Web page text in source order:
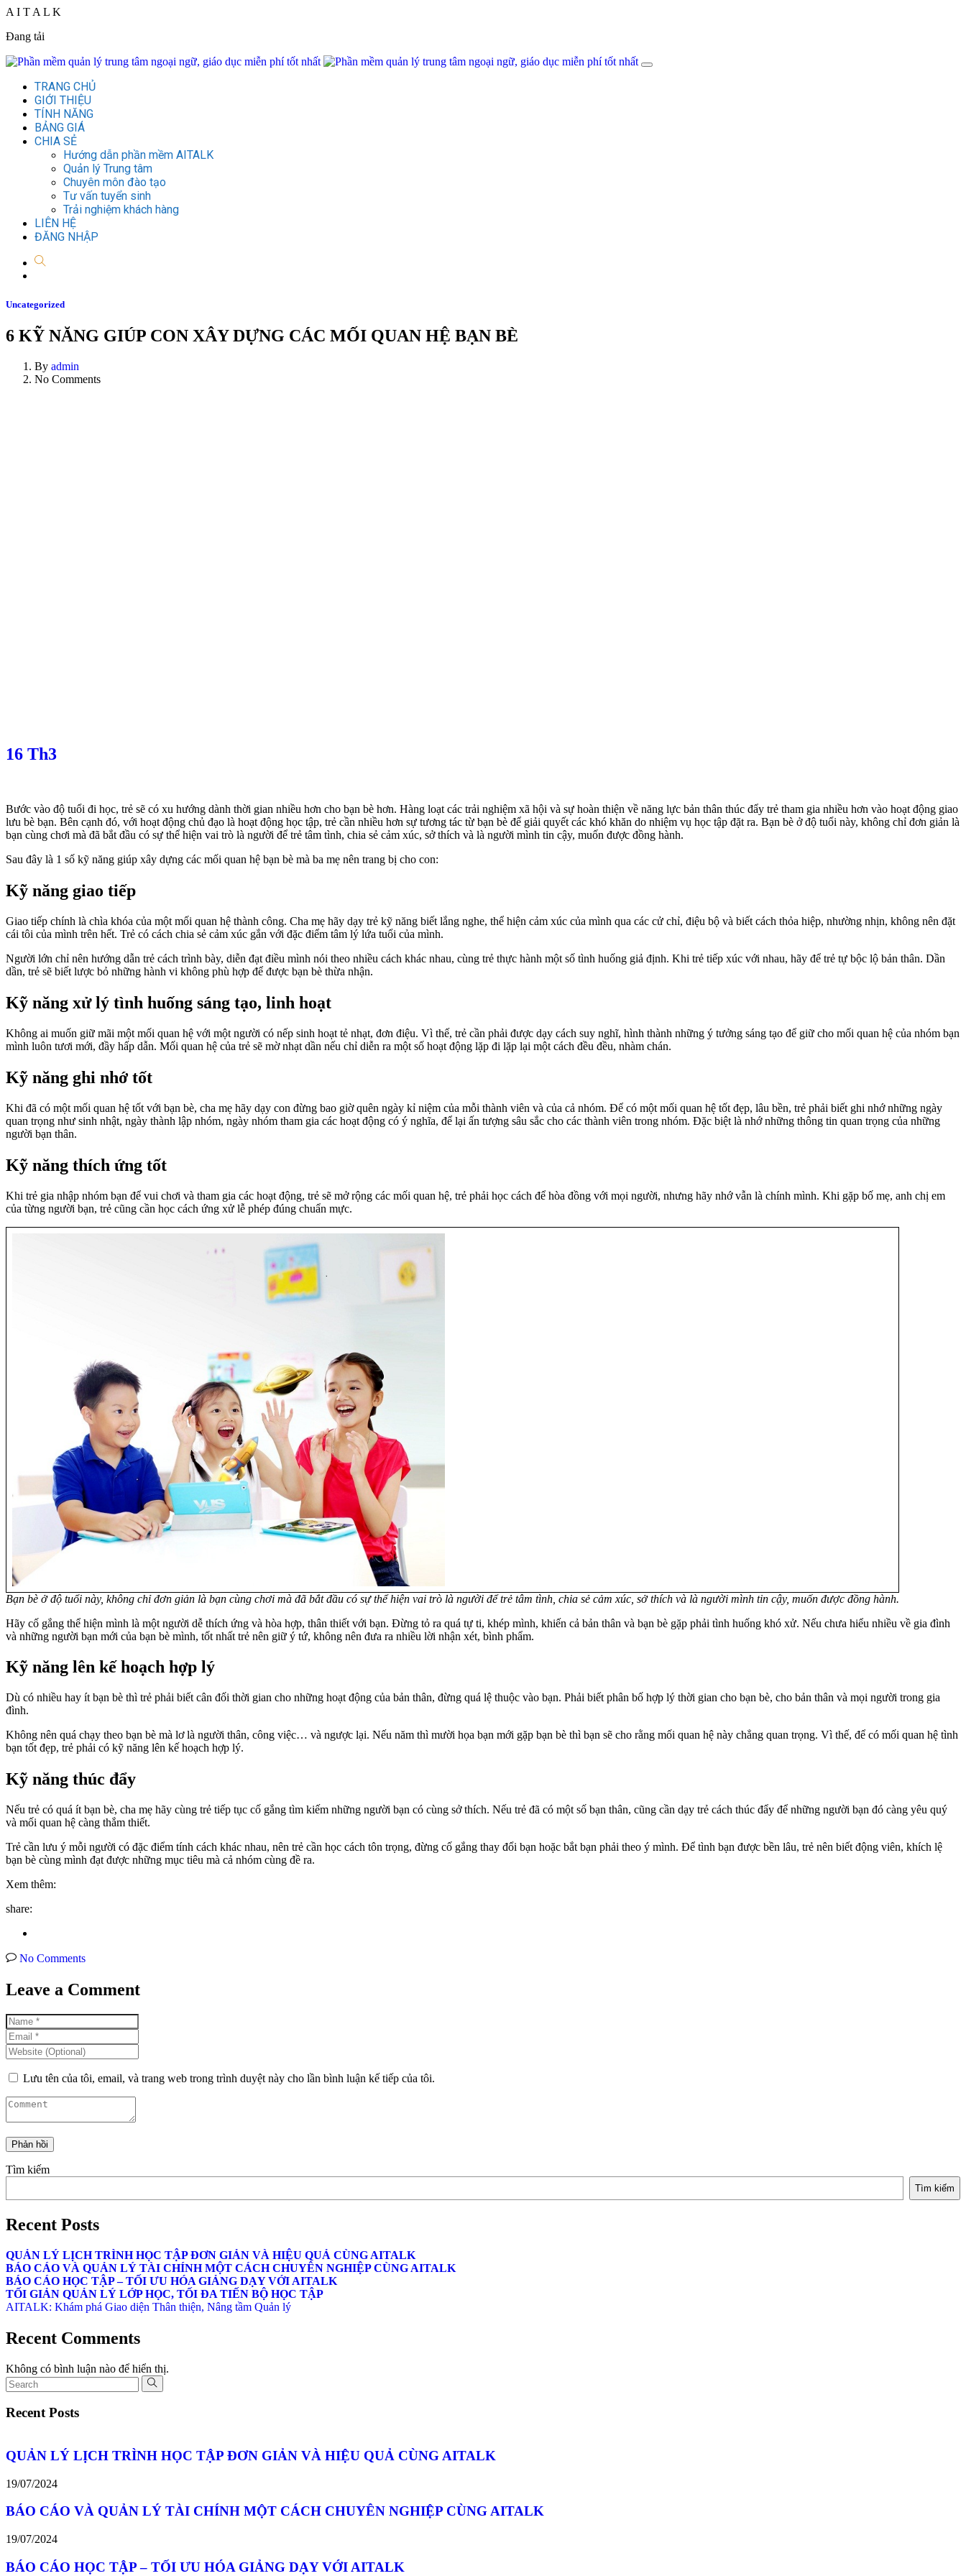
A I T A L K
Đang tải
TRANG CHỦ
GIỚI THIỆU
TÍNH NĂNG
BẢNG GIÁ
CHIA SẺ
Hướng dẫn phần mềm AITALK
Quản lý Trung tâm
Chuyên môn đào tạo
Tư vấn tuyển sinh
Trải nghiệm khách hàng
LIÊN HỆ
ĐĂNG NHẬP
Uncategorized
6 KỸ NĂNG GIÚP CON XÂY DỰNG CÁC MỐI QUAN HỆ BẠN BÈ
By admin
No Comments
16 Th3
Bước vào độ tuổi đi học, trẻ sẽ có xu hướng dành thời gian nhiều hơn cho bạn bè hơn. Hàng loạt các trải nghiệm xã hội và sự hoàn thiện về năng lực bản thân thúc đẩy trẻ tham gia nhiều hơn vào hoạt động giao
lưu bè bạn. Bên cạnh đó, với hoạt động chủ đạo là hoạt động học tập, trẻ cần nhiều hơn sự tương tác từ bạn bè để giải quyết các khó khăn do nhiệm vụ học tập đặt ra. Bạn bè ở độ tuổi này, không chỉ đơn giản là
bạn cùng chơi mà đã bắt đầu có sự thể hiện vai trò là người để trẻ tâm tình, chia sẻ cảm xúc, sở thích và là người mình tin cậy, muốn được đồng hành.
Sau đây là 1 số kỹ năng giúp xây dựng các mối quan hệ bạn bè mà ba mẹ nên trang bị cho con:
Kỹ năng giao tiếp
Giao tiếp chính là chìa khóa của một mối quan hệ thành công. Cha mẹ hãy dạy trẻ kỹ năng biết lắng nghe, thể hiện cảm xúc của mình qua các cử chỉ, điệu bộ và biết cách thỏa hiệp, nhường nhịn, không nên đặt
cái tôi của mình trên hết. Trẻ có cách chia sẻ cảm xúc gắn với đặc điểm tâm lý lứa tuổi của mình.
Người lớn chỉ nên hướng dẫn trẻ cách trình bày, diễn đạt điều mình nói theo nhiều cách khác nhau, cùng trẻ thực hành một số tình huống giả định. Khi trẻ tiếp xúc với nhau, hãy để trẻ tự bộc lộ bản thân. Dần
dần, trẻ sẽ biết lược bỏ những hành vi không phù hợp để được bạn bè thừa nhận.
Kỹ năng xử lý tình huống sáng tạo, linh hoạt
Không ai muốn giữ mãi một mối quan hệ với một người có nếp sinh hoạt tẻ nhạt, đơn điệu. Vì thế, trẻ cần phải được dạy cách suy nghĩ, hình thành những ý tưởng sáng tạo để giữ cho mối quan hệ của nhóm bạn
mình luôn tươi mới, đầy hấp dẫn. Mối quan hệ của trẻ sẽ mờ nhạt dần nếu chỉ diễn ra một số hoạt động lặp đi lặp lại một cách đều đều, nhàm chán.
Kỹ năng ghi nhớ tốt
Khi đã có một mối quan hệ tốt với bạn bè, cha mẹ hãy dạy con đừng bao giờ quên ngày kỉ niệm của mỗi thành viên và của cả nhóm. Để có một mối quan hệ tốt đẹp, lâu bền, trẻ phải biết ghi nhớ những ngày
quan trọng như sinh nhật, ngày thành lập nhóm, ngày nhóm tham gia các hoạt động có ý nghĩa, để lại ấn tượng sâu sắc cho các thành viên trong nhóm. Đặc biệt là nhớ những thông tin quan trọng của những
người bạn thân.
Kỹ năng thích ứng tốt
Khi trẻ gia nhập nhóm bạn để vui chơi và tham gia các hoạt động, trẻ sẽ mở rộng các mối quan hệ, trẻ phải học cách để hòa đồng với mọi người, nhưng hãy nhớ vẫn là chính mình. Khi gặp bố mẹ, anh chị em
của từng người bạn, trẻ cũng cần học cách ứng xử lễ phép đúng chuẩn mực.
Bạn bè ở độ tuổi này, không chỉ đơn giản là bạn cùng chơi mà đã bắt đầu có sự thể hiện vai trò là người để trẻ tâm tình, chia sẻ cảm xúc, sở thích và là người mình tin cậy, muốn được đồng hành.
Hãy cố gắng thể hiện mình là một người dễ thích ứng và hòa hợp, thân thiết với bạn. Đừng tỏ ra quá tự ti, khép mình, khiến cả bản thân và bạn bè gặp phải tình huống khó xử. Nếu chưa hiểu nhiều về gia đình
và những người bạn mới của bạn bè mình, tốt nhất trẻ nên giữ ý tứ, không nên đưa ra nhiều lời nhận xét, bình phẩm.
Kỹ năng lên kế hoạch hợp lý
Dù có nhiều hay ít bạn bè thì trẻ phải biết cân đối thời gian cho những hoạt động của bản thân, đừng quá lệ thuộc vào bạn. Phải biết phân bố hợp lý thời gian cho bạn bè, cho bản thân và mọi người trong gia
đình.
Không nên quá chạy theo bạn bè mà lơ là người thân, công việc… và ngược lại. Nếu năm thì mười họa bạn mới gặp bạn bè thì bạn sẽ cho rằng mối quan hệ này chẳng quan trọng. Vì thế, để có mối quan hệ tình
bạn tốt đẹp, trẻ phải có kỹ năng lên kế hoạch hợp lý.
Kỹ năng thúc đẩy
Nếu trẻ có quá ít bạn bè, cha mẹ hãy cùng trẻ tiếp tục cố gắng tìm kiếm những người bạn có cùng sở thích. Nếu trẻ đã có một số bạn thân, cũng cần dạy trẻ cách thúc đẩy để những người bạn đó càng yêu quý
và mối quan hệ càng thắm thiết.
Trẻ cần lưu ý mỗi người có đặc điểm tính cách khác nhau, nên trẻ cần học cách tôn trọng, đừng cố gắng thay đổi bạn hoặc bắt bạn phải theo ý mình. Để tình bạn được bền lâu, trẻ nên biết động viên, khích lệ
bạn bè cùng mình đạt được những mục tiêu mà cả nhóm cùng đề ra.
Xem thêm:
share:
No Comments
Leave a Comment
Lưu tên của tôi, email, và trang web trong trình duyệt này cho lần bình luận kế tiếp của tôi.
Tìm kiếm
Tìm kiếm
Recent Posts
QUẢN LÝ LỊCH TRÌNH HỌC TẬP ĐƠN GIẢN VÀ HIỆU QUẢ CÙNG AITALK
BÁO CÁO VÀ QUẢN LÝ TÀI CHÍNH MỘT CÁCH CHUYÊN NGHIỆP CÙNG AITALK
BÁO CÁO HỌC TẬP – TỐI ƯU HÓA GIẢNG DẠY VỚI AITALK
TỐI GIẢN QUẢN LÝ LỚP HỌC, TỐI ĐA TIẾN BỘ HỌC TẬP
AITALK: Khám phá Giao diện Thân thiện, Nâng tầm Quản lý
Recent Comments
Không có bình luận nào để hiển thị.
Recent Posts
QUẢN LÝ LỊCH TRÌNH HỌC TẬP ĐƠN GIẢN VÀ HIỆU QUẢ CÙNG AITALK
19/07/2024
BÁO CÁO VÀ QUẢN LÝ TÀI CHÍNH MỘT CÁCH CHUYÊN NGHIỆP CÙNG AITALK
19/07/2024
BÁO CÁO HỌC TẬP – TỐI ƯU HÓA GIẢNG DẠY VỚI AITALK